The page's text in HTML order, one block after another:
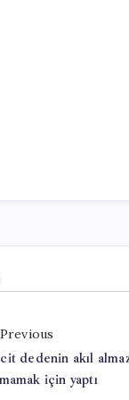
Previous
dedenin akıl
için yaptı